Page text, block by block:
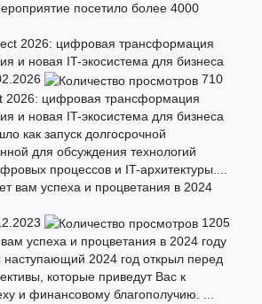
посетило более 4000
710
2026: цифровая трансформация
и новая IT-экосистема для бизнеса
как запуск долгосрочной
для обсуждения технологий
процессов и IT-архитектуры....
1205
успеха и процветания в 2024 году
2024 год открыл перед
которые приведут Вас к
и финансовому благополучию. ...